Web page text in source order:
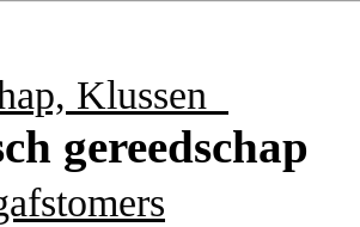
Klussen
gereedschap